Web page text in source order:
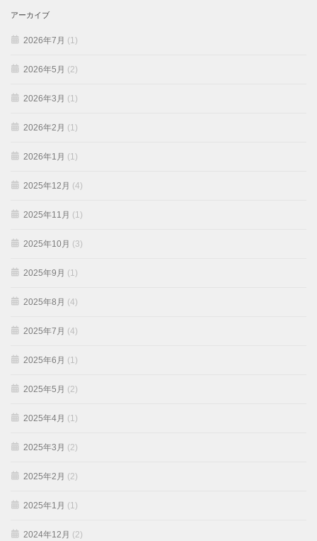
アーカイブ
2026年7月 (1)
2026年5月 (2)
2026年3月 (1)
2026年2月 (1)
2026年1月 (1)
2025年12月 (4)
2025年11月 (1)
2025年10月 (3)
2025年9月 (1)
2025年8月 (4)
2025年7月 (4)
2025年6月 (1)
2025年5月 (2)
2025年4月 (1)
2025年3月 (2)
2025年2月 (2)
2025年1月 (1)
2024年12月 (2)